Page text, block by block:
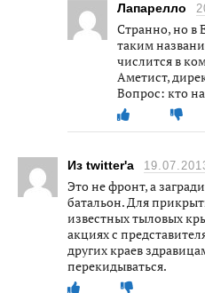
Лапарелло
Странно, но в
таким
числится в
Аметист,
Вопрос: кто
Из twitter'a
Это не фронт, а
батальон. Для
известных тыловых
акциях с
других краев
перекидываться.